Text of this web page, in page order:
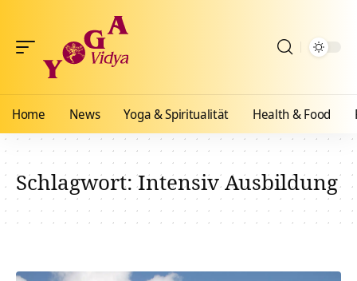
Home News Yoga & Spiritualität Health & Food
Schlagwort:Intensiv Ausbildung